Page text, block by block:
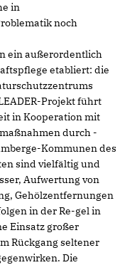
in
noch
ein außerordentlich
etabliert: die
Projekt führt
in Kooperation mit
durch -
Kommunen des
sind vielfältig und
Aufwertung von
Gehölzentfernungen
in der Re-gel in
Einsatz großer
Rückgang seltener
Die